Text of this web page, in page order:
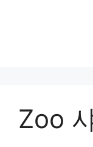
Zoo